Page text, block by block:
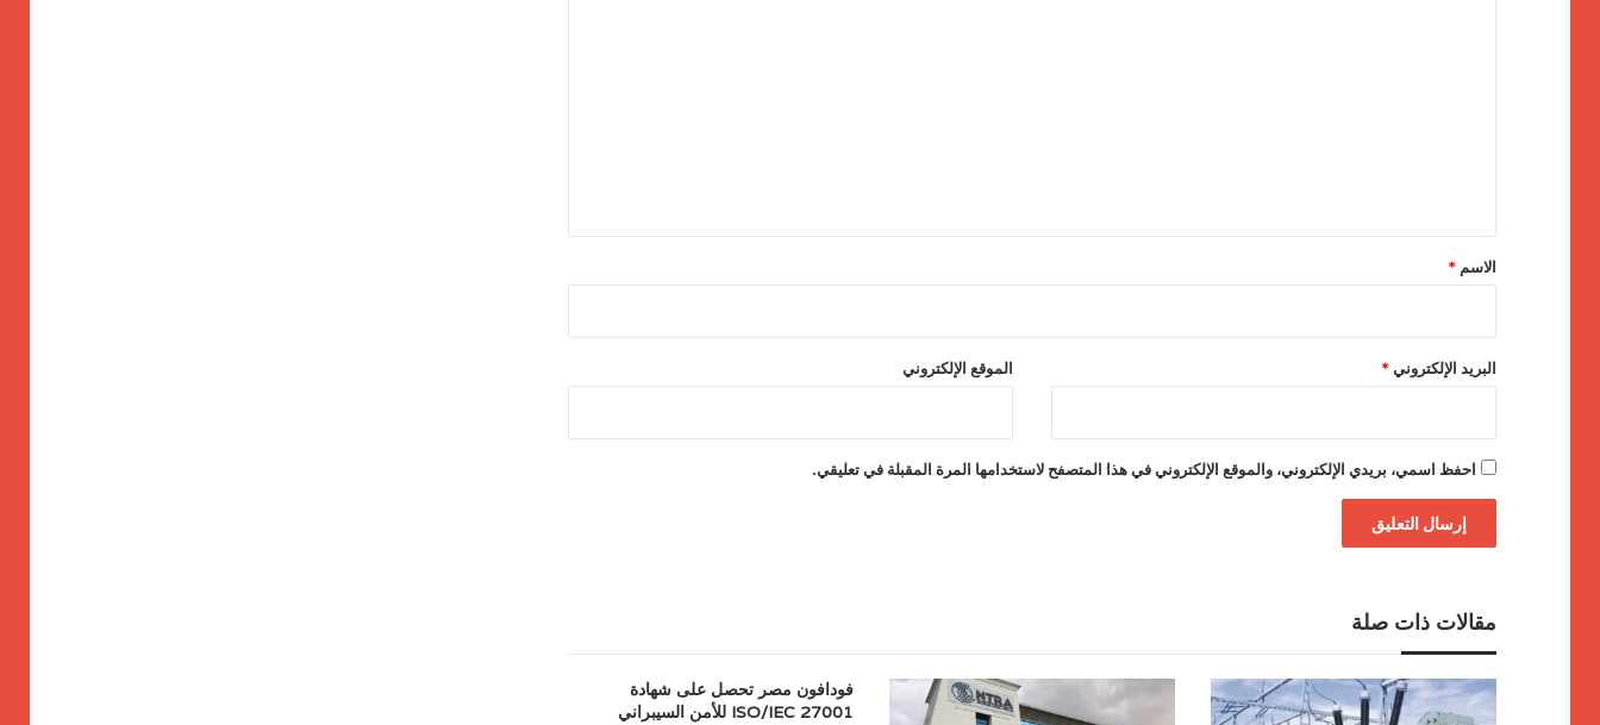
*
الاسم *
البريد الإلكتروني * الموقع الإلكتروني
احفظ اسمي، بريدي الإلكتروني، والموقع الإلكتروني في هذا المتصفح لاستخدامها المرة المقبلة في تعليقي.
مقالات ذات صلة
فودافون مصر تحصل على شهادة
ISO/IEC 27001 للأمن السيبراني